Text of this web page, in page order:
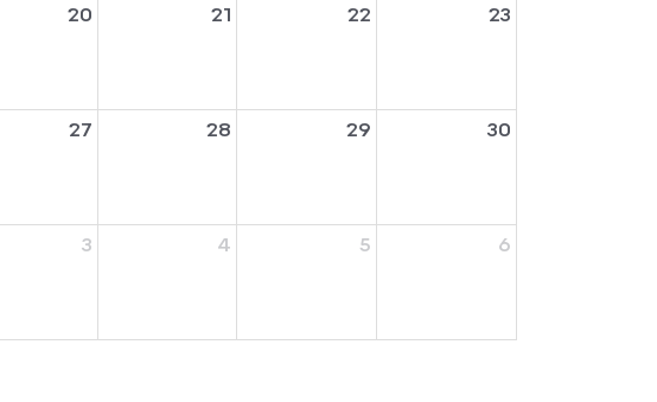
20 21 22 23
27 28 29 30
3 4 5 6